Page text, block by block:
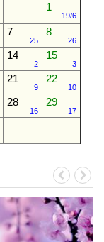
1
19/6
7
25
8
26
14
2
15
3
21
9
22
10
28
16
29
17